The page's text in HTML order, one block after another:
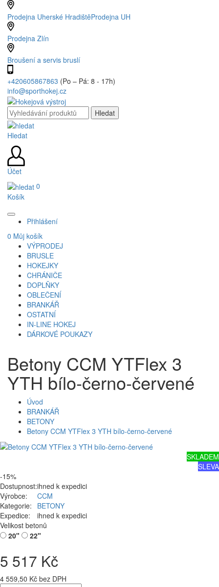
Prodejna Uherské HradištěProdejna UH
Prodejna Zlín
Broušení a servis bruslí
+420605867863 (Po – Pá: 8 - 17h)
info@sporthokej.cz
Hledat
Účet
0
Košík
Přihlášení
0 Můj košík
VÝPRODEJ
BRUSLE
HOKEJKY
CHRÁNIČE
DOPLŇKY
OBLEČENÍ
BRANKÁŘ
OSTATNÍ
IN-LINE HOKEJ
DÁRKOVÉ POUKAZY
Betony CCM YTFlex 3
YTH bílo-černo-červené
Úvod
BRANKÁŘ
BETONY
Betony CCM YTFlex 3 YTH bílo-černo-červené
SKLADEM
SLEVA
-15%
Dostupnost:ihned k expedici
Výrobce:
CCM
Kategorie:
BETONY
Expedice:
ihned k expedici
Velikost betonů
20"
22"
5 517 Kč
4 559,50 Kč bez DPH